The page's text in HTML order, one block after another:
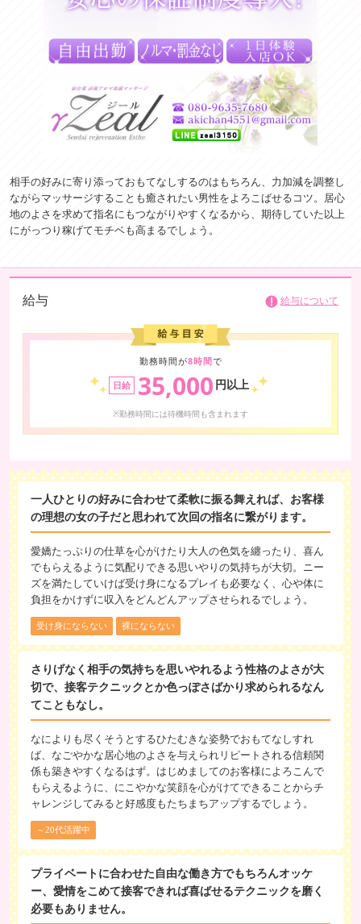
相手の好みに寄り添っておもてなしするのはもちろん、力加減を調整し
ながらマッサージすることも癒されたい男性をよろこばせるコツ。居心
地のよさを求めて指名にもつながりやすくなるから、期待していた以上
にがっつり稼げてモチベも高まるでしょう。
給与 給与について
勤務時間が8時間で
日給 35,000 円以上
※勤務時間には待機時間も含まれます
一人ひとりの好みに合わせて柔軟に振る舞えれば、お客様
の理想の女の子だと思われて次回の指名に繋がります。
愛嬌たっぷりの仕草を心がけたり大人の色気を纏ったり、喜ん
でもらえるように気配りできる思いやりの気持ちが大切。ニー
ズを満たしていけば受け身になるプレイも必要なく、心や体に
負担をかけずに収入をどんどんアップさせられるでしょう。
受け身にならない 裸にならない
さりげなく相手の気持ちを思いやれるよう性格のよさが大
切で、接客テクニックとか色っぽさばかり求められるなん
てこともなし。
なによりも尽くそうとするひたむきな姿勢でおもてなしすれ
ば、なごやかな居心地のよさを与えられリピートされる信頼関
係も築きやすくなるはず。はじめましてのお客様によろこんで
もらえるように、にこやかな笑顔を心がけてできることからチ
ャレンジしてみると好感度もたちまちアップするでしょう。
～20代活躍中
プライベートに合わせた自由な働き方でもちろんオッケ
ー、愛情をこめて接客できれば喜ばせるテクニックを磨く
必要もありません。